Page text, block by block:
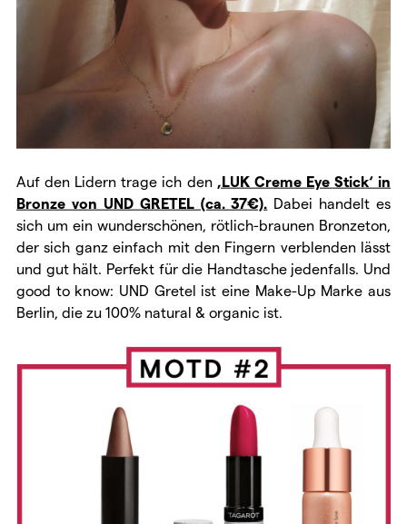
Auf den Lidern trage ich den ‚LUK Creme Eye Stick‘ in
Bronze von UND GRETEL (ca. 37€). Dabei handelt es
sich um ein wunderschönen, rötlich-braunen Bronzeton,
der sich ganz einfach mit den Fingern verblenden lässt
und gut hält. Perfekt für die Handtasche jedenfalls. Und
good to know: UND Gretel ist eine Make-Up Marke aus
Berlin, die zu 100% natural & organic ist.